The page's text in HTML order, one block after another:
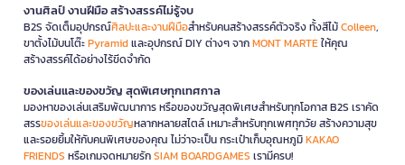
งานศิลป์ งานฝีมือ สร้างสรรค์ไม่รู้จบ
B2S จัดเต็มอุปกรณ์ศิลปะและงานฝีมือสำหรับคนสร้างสรรค์ตัวจริง ทั้งสีไม้Colleen,
ขาตั้งไม้บนโต๊ะPyramidและอุปกรณ์ DIY ต่างๆ จากMONT MARTEให้คุณ
สร้างสรรค์ได้อย่างไร้ขีดจำกัด
ของเล่นและของขวัญ สุดพิเศษทุกเทศกาล
มองหาของเล่นเสริมพัฒนาการ หรือของขวัญสุดพิเศษสำหรับทุกโอกาส B2S เราคัด
สรรของเล่นและของขวัญหลากหลายสไตล์ เหมาะสำหรับทุกเพศทุกวัย สร้างความสุข
และรอยยิ้มให้กับคนพิเศษของคุณ ไม่ว่าจะเป็น กระเป๋าเก็บอุณหภูมิKAKAO
FRIENDS หรือเกมจดหมายรักSIAM BOARDGAMES เรามีครบ!